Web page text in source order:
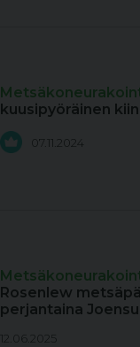
kuusipyöräinen
07.11.2024
Rosenlew
perjantaina
12.06.2025